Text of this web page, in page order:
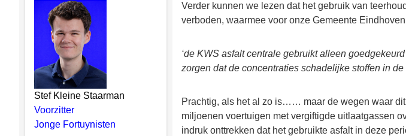
Stef Kleine Staarman
Voorzitter
Jonge Fortuynisten
Verder kunnen we lezen dat het gebruik van
verboden, waarmee voor onze Gemeente
‘de KWS asfalt centrale gebruikt alleen
zorgen dat de concentraties schadelijke stoffen in
Prachtig, als het al zo is…… maar de wegen waar
miljoenen voertuigen met vergiftigde uitlaatgassen
indruk onttrekken dat het gebruikte asfalt in deze